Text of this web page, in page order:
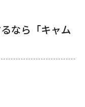
なら「キャム